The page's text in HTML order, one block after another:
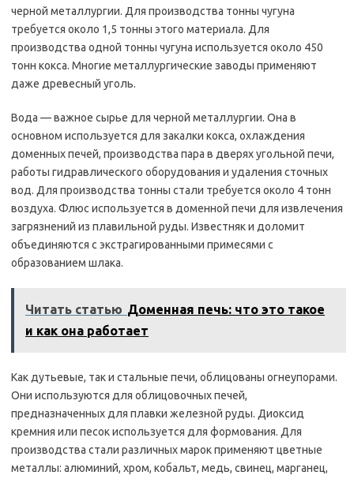
черной металлургии. Для производства тонны чугуна
требуется около 1,5 тонны этого материала. Для
производства одной тонны чугуна используется около 450
тонн кокса. Многие металлургические заводы применяют
даже древесный уголь.
Вода — важное сырье для черной металлургии. Она в
основном используется для закалки кокса, охлаждения
доменных печей, производства пара в дверях угольной печи,
работы гидравлического оборудования и удаления сточных
вод. Для производства тонны стали требуется около 4 тонн
воздуха. Флюс используется в доменной печи для извлечения
загрязнений из плавильной руды. Известняк и доломит
объединяются с экстрагированными примесями с
образованием шлака.
Читать статью Доменная печь: что это такое
и как она работает
Как дутьевые, так и стальные печи, облицованы огнеупорами.
Они используются для облицовочных печей,
предназначенных для плавки железной руды. Диоксид
кремния или песок используется для формования. Для
производства стали различных марок применяют цветные
металлы: алюминий, хром, кобальт, медь, свинец, марганец,